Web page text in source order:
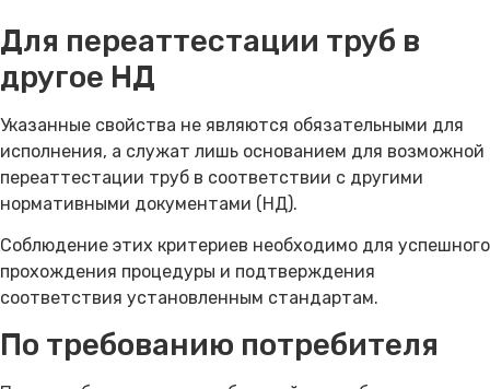
Для переаттестации труб в
другое НД
Указанные свойства не являются обязательными для
исполнения, а служат лишь основанием для возможной
переаттестации труб в соответствии с другими
нормативными документами (НД).
Соблюдение этих критериев необходимо для успешного
прохождения процедуры и подтверждения
соответствия установленным стандартам.
По требованию потребителя